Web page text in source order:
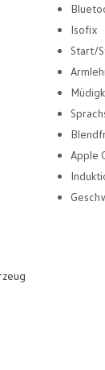
Isofix
Start/
Apple